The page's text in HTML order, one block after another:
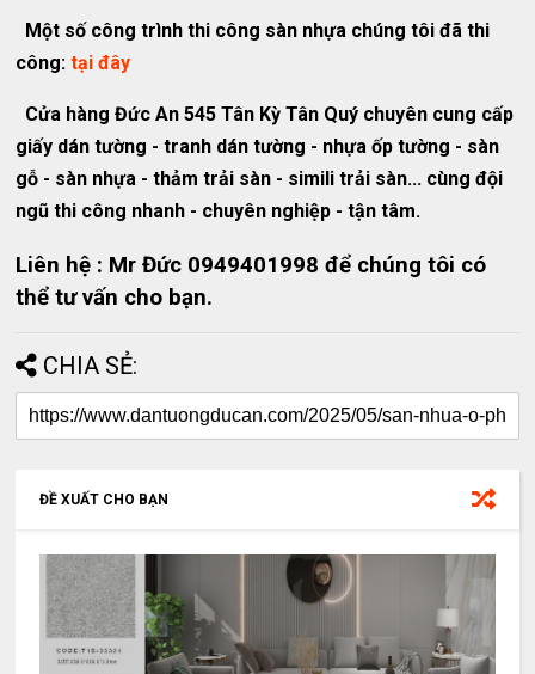
Một số công trình thi công sàn nhựa chúng tôi đã thi
công:tại đây
Cửa hàng Đức An 545 Tân Kỳ Tân Quý chuyên cung cấp
giấy dán tường - tranh dán tường - nhựa ốp tường - sàn
gỗ - sàn nhựa - thảm trải sàn - simili trải sàn... cùng đội
ngũ thi công nhanh - chuyên nghiệp - tận tâm.
Liên hệ : Mr Đức 0949401998 để chúng tôi có
thể tư vấn cho bạn.
CHIA SẺ:
ĐỀ XUẤT CHO BẠN